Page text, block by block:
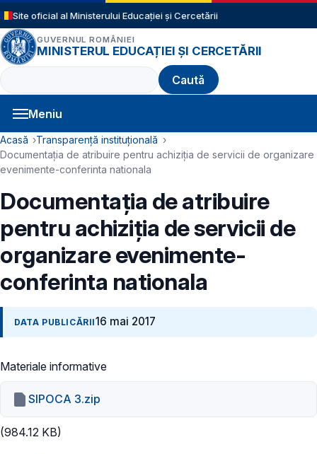
Sari la conținutul principal
Site oficial al Ministerului Educației și Cercetării
GUVERNUL ROMÂNIEI
MINISTERUL EDUCAȚIEI ȘI CERCETĂRII
Caută
Meniu
Navigație principală
Cale de navigare
Acasă
Transparență instituțională
Documentaţia de atribuire pentru achiziţia de servicii de organizare
evenimente-conferinta nationala
Documentaţia de atribuire
pentru achiziţia de servicii de
organizare evenimente-
conferinta nationala
DATA PUBLICĂRII16 mai 2017
Materiale informative
SIPOCA 3.zip
(984.12 KB)